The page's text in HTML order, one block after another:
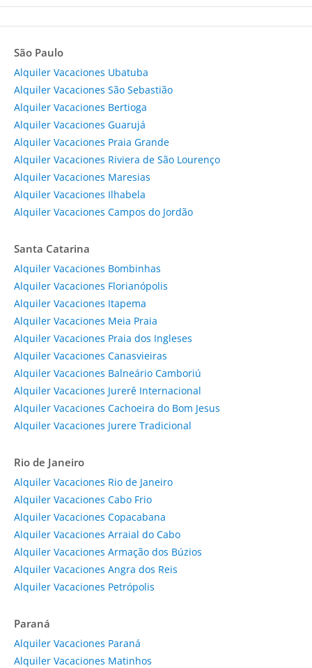
São Paulo
Alquiler Vacaciones Ubatuba
Alquiler Vacaciones São Sebastião
Alquiler Vacaciones Bertioga
Alquiler Vacaciones Guarujá
Alquiler Vacaciones Praia Grande
Alquiler Vacaciones Riviera de São Lourenço
Alquiler Vacaciones Maresias
Alquiler Vacaciones Ilhabela
Alquiler Vacaciones Campos do Jordão
Santa Catarina
Alquiler Vacaciones Bombinhas
Alquiler Vacaciones Florianópolis
Alquiler Vacaciones Itapema
Alquiler Vacaciones Meia Praia
Alquiler Vacaciones Praia dos Ingleses
Alquiler Vacaciones Canasvieiras
Alquiler Vacaciones Balneário Camboriú
Alquiler Vacaciones Jurerê Internacional
Alquiler Vacaciones Cachoeira do Bom Jesus
Alquiler Vacaciones Jurere Tradicional
Rio de Janeiro
Alquiler Vacaciones Rio de Janeiro
Alquiler Vacaciones Cabo Frio
Alquiler Vacaciones Copacabana
Alquiler Vacaciones Arraial do Cabo
Alquiler Vacaciones Armação dos Búzios
Alquiler Vacaciones Angra dos Reis
Alquiler Vacaciones Petrópolis
Paraná
Alquiler Vacaciones Paraná
Alquiler Vacaciones Matinhos